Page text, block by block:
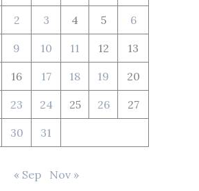
2 3 4 5 6
9 10 11 12 13
16 17 18 19 20
23 24 25 26 27
30 31
« Sep Nov »